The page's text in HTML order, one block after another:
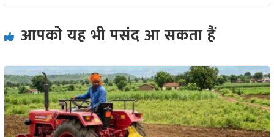
आपको यह भी पसंद आ सकता हैं